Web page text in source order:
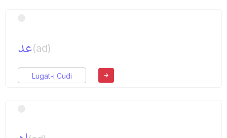
عد(ad)
Lugat-ı Cudi